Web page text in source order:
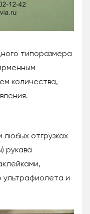
типоразмера
количества,
любых отгрузках
рукава
ультрафиолета и